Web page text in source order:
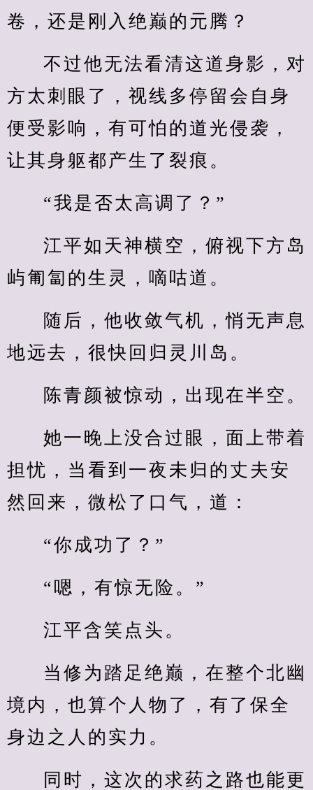
卷，还是刚入绝巅的元腾？
不过他无法看清这道身影，对
方太刺眼了，视线多停留会自身
便受影响，有可怕的道光侵袭，
让其身躯都产生了裂痕。
“我是否太高调了？”
江平如天神横空，俯视下方岛
屿匍匐的生灵，嘀咕道。
随后，他收敛气机，悄无声息
地远去，很快回归灵川岛。
陈青颜被惊动，出现在半空。
她一晚上没合过眼，面上带着
担忧，当看到一夜未归的丈夫安
然回来，微松了口气，道：
“你成功了？”
“嗯，有惊无险。”
江平含笑点头。
当修为踏足绝巅，在整个北幽
境内，也算个人物了，有了保全
身边之人的实力。
同时，这次的求药之路也能更